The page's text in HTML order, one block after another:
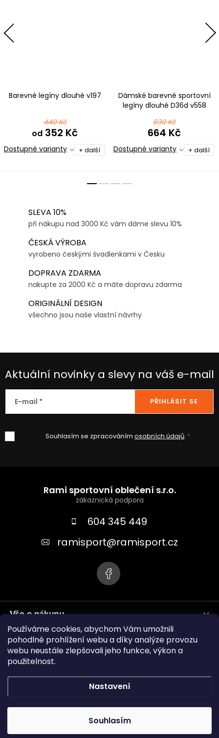
Používáme cookies, abychom Vám umožnili
pohodlné prohlížení webu a díky analýze provozu
webu neustále zlepšovali jeho funkce, výkon a
použitelnost.
Nastavení
Souhlasím
Barevné legíny dlouhé v197
440 Kč
od 352 Kč
Dostupné varianty + další
Dámské barevné sportovní
legíny dlouhé D36d v558
830 Kč
664 Kč
Dostupné varianty + další
SLEVA 10%
při nákupu nad 3000 Kč vám dáme slevu 10%
ČESKÁ VÝROBA
vyrobeno českými švadlenkami v Česku
DOPRAVA ZDARMA
nakupte za 2000 Kč a máte dopravu zdarma
ORIGINÁLNÍ DESIGN
všechno jsou naše vlastní návrhy
Aktuální novinky a slevy na váš e-mail
E-mail
Souhlasím se zpracováním osobních údajů.
PŘIHLÁSIT SE
Rami sportovní oblečení s.r.o.
604 345 449
ramisport@ramisport.cz
Vše o nákupu
Informace pro vás
Copyright 2026RAMISPORT. Všechna práva vyhrazena.